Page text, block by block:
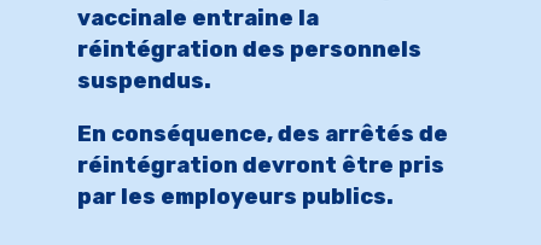
vaccinale entraine la
réintégration des personnels
suspendus.
En conséquence, des arrêtés de
réintégration devront être pris
par les employeurs publics.